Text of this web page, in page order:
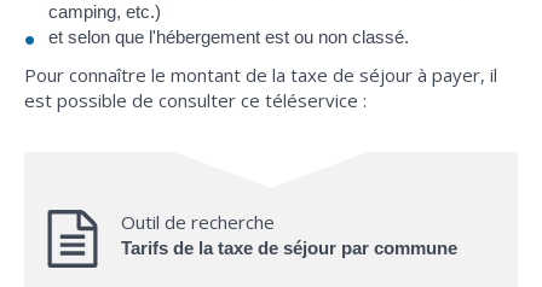
camping, etc.)
et selon que l'hébergement est ou non classé.
Pour connaître le montant de la taxe de séjour à payer, il
est possible de consulter ce téléservice :
Outil de recherche
Tarifs de la taxe de séjour par commune